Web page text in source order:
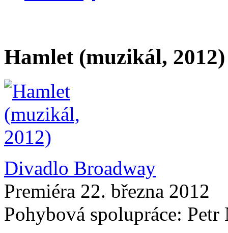
Hamlet (muzikál, 2012)
Divadlo Broadway
Premiéra 22. března 2012
Pohybová spolupráce: